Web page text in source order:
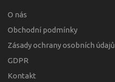
O nás
Obchodní podmínky
Zásady ochrany osobních údajů
GDPR
Kontakt